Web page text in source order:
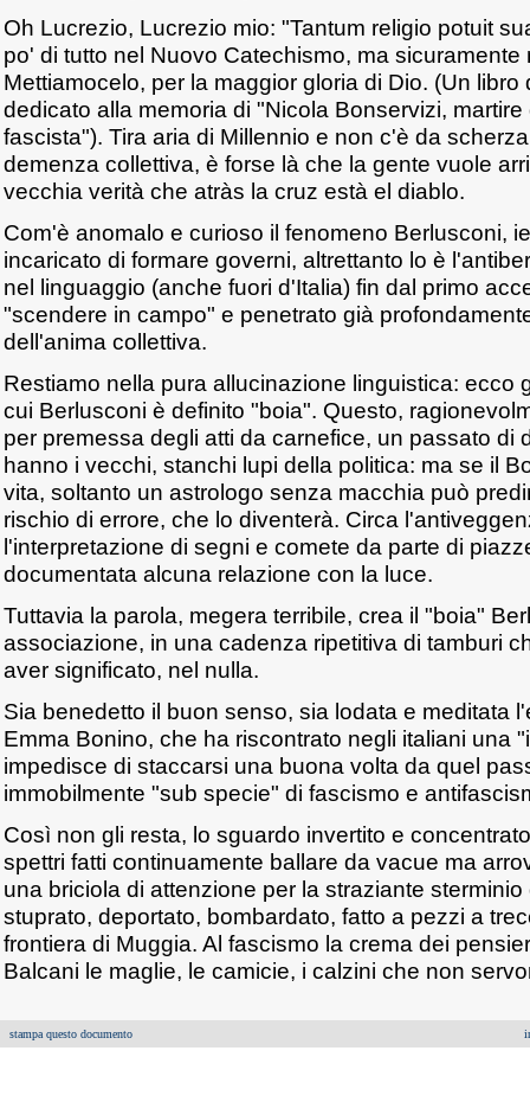
Oh Lucrezio, Lucrezio mio: "Tantum religio potuit
po' di tutto nel Nuovo Catechismo, ma
Mettiamocelo, per la maggior gloria di Dio. (Un libro
dedicato alla memoria di "Nicola Bonservizi,
fascista"). Tira aria di Millennio e non c'è da
demenza collettiva, è forse là che la gente vuole
vecchia verità che atràs la cruz està el diablo.
Com'è anomalo e curioso il fenomeno Berlusconi,
incaricato di formare governi, altrettanto lo è
nel linguaggio (anche fuori d'Italia) fin dal primo
"scendere in campo" e penetrato già
dell'anima collettiva.
Restiamo nella pura allucinazione linguistica: ecco
cui Berlusconi è definito "boia". Questo,
per premessa degli atti da carnefice, un passato di
hanno i vecchi, stanchi lupi della politica: ma se il
vita, soltanto un astrologo senza macchia può
rischio di errore, che lo diventerà. Circa
l'interpretazione di segni e comete da parte di
documentata alcuna relazione con la luce.
Tuttavia la parola, megera terribile, crea il "boia"
associazione, in una cadenza ripetitiva di tamburi
aver significato, nel nulla.
Sia benedetto il buon senso, sia lodata e meditata
Emma Bonino, che ha riscontrato negli italiani una
impedisce di staccarsi una buona volta da quel
immobilmente "sub specie" di fascismo e
Così non gli resta, lo sguardo invertito e
spettri fatti continuamente ballare da vacue ma
una briciola di attenzione per la straziante
stuprato, deportato, bombardato, fatto a pezzi a
frontiera di Muggia. Al fascismo la crema dei
Balcani le maglie, le camicie, i calzini che non
stampa questo documento